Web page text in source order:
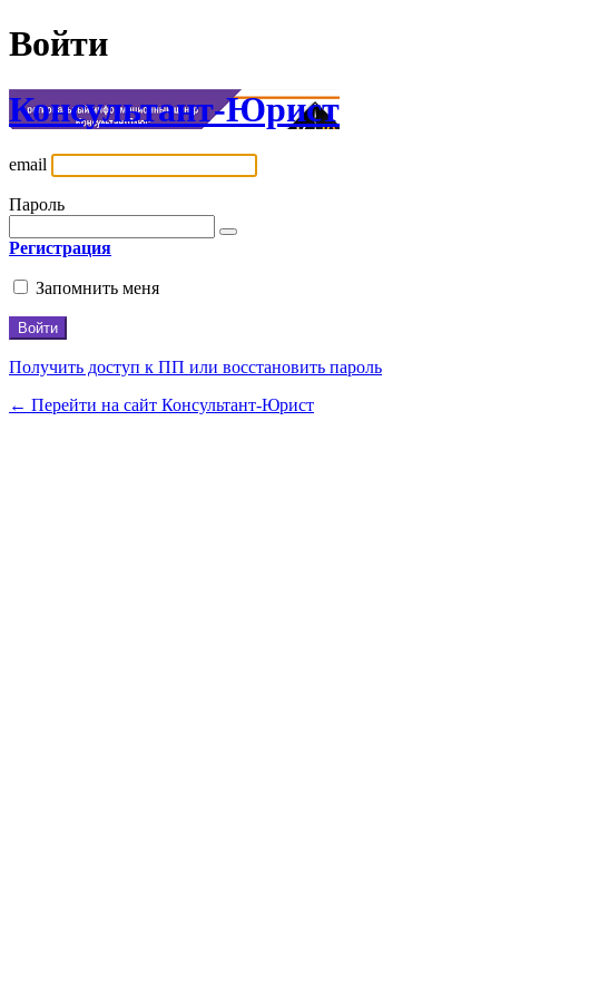
Войти
Консультант-Юрист
email
Пароль
Регистрация
Запомнить меня
Получить доступ к ПП или восстановить пароль
← Перейти на сайт Консультант-Юрист